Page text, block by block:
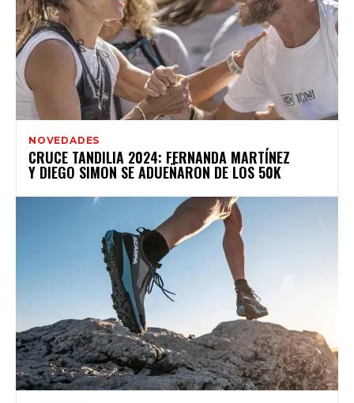
NOVEDADES
CRUCE TANDILIA 2024: FERNANDA MARTÍNEZ
Y DIEGO SIMON SE ADUEÑARON DE LOS 50K